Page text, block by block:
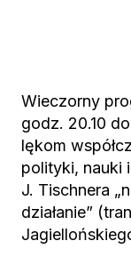
Wieczorny
godz. 20.10
lękom
polityki, nauki
J. Tischnera
działanie”